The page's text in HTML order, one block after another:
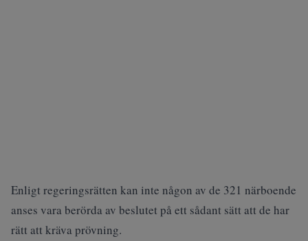
Enligt regeringsrätten kan inte någon av de 321 närboende
anses vara berörda av beslutet på ett sådant sätt att de har
rätt att kräva prövning.